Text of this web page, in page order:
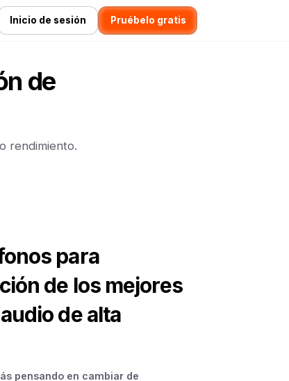
Inicio de sesión Pruébelo gratis
de
rendimiento.
para
de los mejores
de alta
pensando en cambiar de